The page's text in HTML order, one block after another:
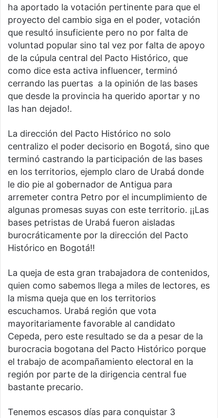
ha aportado la votación pertinente para que el
proyecto del cambio siga en el poder, votación
que resultó insuficiente pero no por falta de
voluntad popular sino tal vez por falta de apoyo
de la cúpula central del Pacto Histórico, que
como dice esta activa influencer, terminó
cerrando las puertas a la opinión de las bases
que desde la provincia ha querido aportar y no
las han dejado!.
La dirección del Pacto Histórico no solo
centralizo el poder decisorio en Bogotá, sino que
terminó castrando la participación de las bases
en los territorios, ejemplo claro de Urabá donde
le dio pie al gobernador de Antigua para
arremeter contra Petro por el incumplimiento de
algunas promesas suyas con este territorio. ¡¡Las
bases petristas de Urabá fueron aisladas
burocráticamente por la dirección del Pacto
Histórico en Bogotá!!
La queja de esta gran trabajadora de contenidos,
quien como sabemos llega a miles de lectores, es
la misma queja que en los territorios
escuchamos. Urabá región que vota
mayoritariamente favorable al candidato
Cepeda, pero este resultado se da a pesar de la
burocracia bogotana del Pacto Histórico porque
el trabajo de acompañamiento electoral en la
región por parte de la dirigencia central fue
bastante precario.
Tenemos escasos días para conquistar 3